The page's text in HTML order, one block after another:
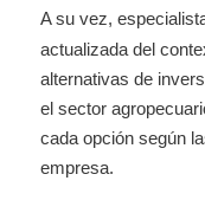
A su vez,
actualizada del
alternativas de
el sector
cada opción según
empresa.